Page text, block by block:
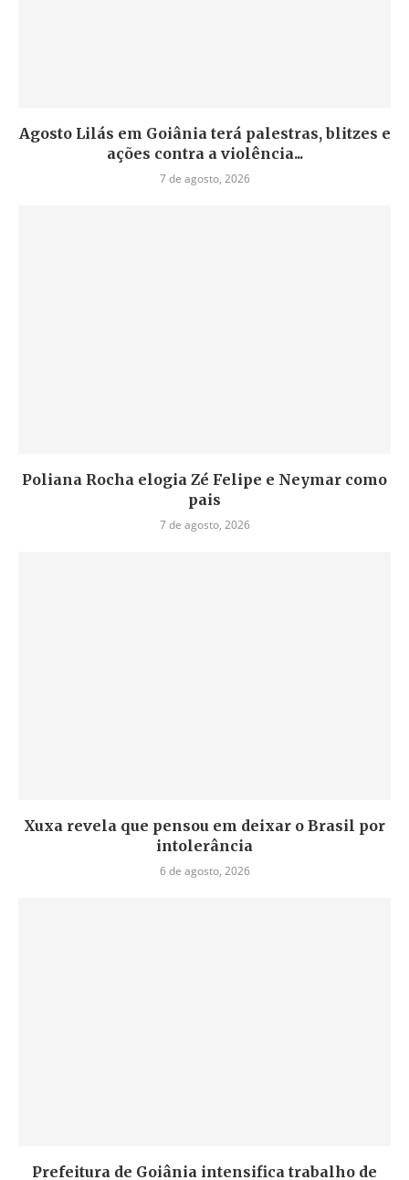
Agosto Lilás em Goiânia terá palestras, blitzes e
ações contra a violência...
7 de agosto, 2026
Poliana Rocha elogia Zé Felipe e Neymar como
pais
7 de agosto, 2026
Xuxa revela que pensou em deixar o Brasil por
intolerância
6 de agosto, 2026
Prefeitura de Goiânia intensifica trabalho de